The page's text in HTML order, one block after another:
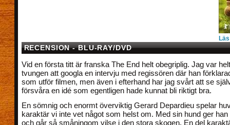
RECENSION - BLU-RAY/DVD
Vid en första titt är franska The End helt obegriplig. Jag var
tvungen att googla en intervju med regissören där han
som utför filmen, men även i efterhand har jag svårt att se
försvåra en idé som egentligen hade kunnat bli riktigt bra.
En sömnig och enormt överviktig Gerard Depardieu spelar
karaktär vi inte vet något som helst om. Med sin hund ger han
och går så småningom vilse i den stora skogen. En del